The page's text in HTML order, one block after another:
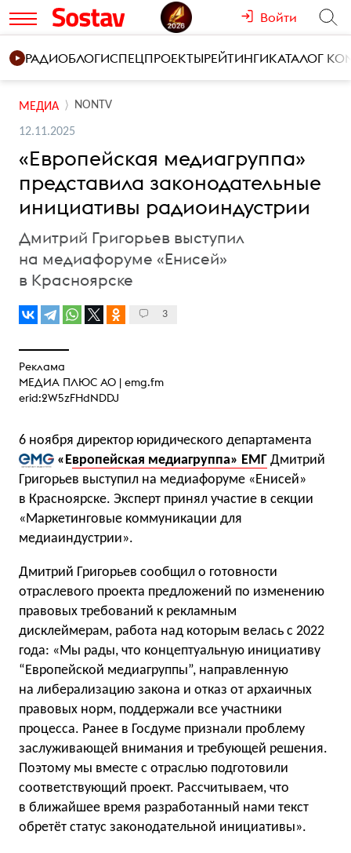
Войти
РАДИОБЛОГИСПЕЦПРОЕКТЫРЕЙТИНГИКАТАЛОГ
МЕДИА NONTV
12.11.2025
«Европейская медиагруппа»
представила законодательные
инициативы радиоиндустрии
Дмитрий Григорьев выступил
на медиафоруме «Енисей»
в Красноярске
3
Реклама
МЕДИА ПЛЮС АО | emg.fm
erid:2W5zFHdNDDJ
6 ноября директор юридического департамента
«Европейская медиагруппа» ЕМГ Дмитрий
Григорьев выступил на медиафоруме «Енисей»
в Красноярске. Эксперт принял участие в секции
«Маркетинговые коммуникации для
медиаиндустрии».
Дмитрий Григорьев сообщил о готовности
отраслевого проекта предложений по изменению
правовых требований к рекламным
дисклеймерам, работа над которым велась с 2022
года: «Мы рады, что концептуальную инициативу
“Европейской медиагруппы”, направленную
на либерализацию закона и отказ от архаичных
правовых норм, поддержали все участники
процесса. Ранее в Госдуме признали проблему
заслуживающей внимания и требующей решения.
Поэтому мы вместе с отраслью подготовили
соответствующий проект. Рассчитываем, что
в ближайшее время разработанный нами текст
обретёт статус законодательной инициативы».